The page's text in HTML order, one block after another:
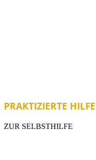
PRAKTIZIERTE HILFE
ZUR SELBSTHILFE